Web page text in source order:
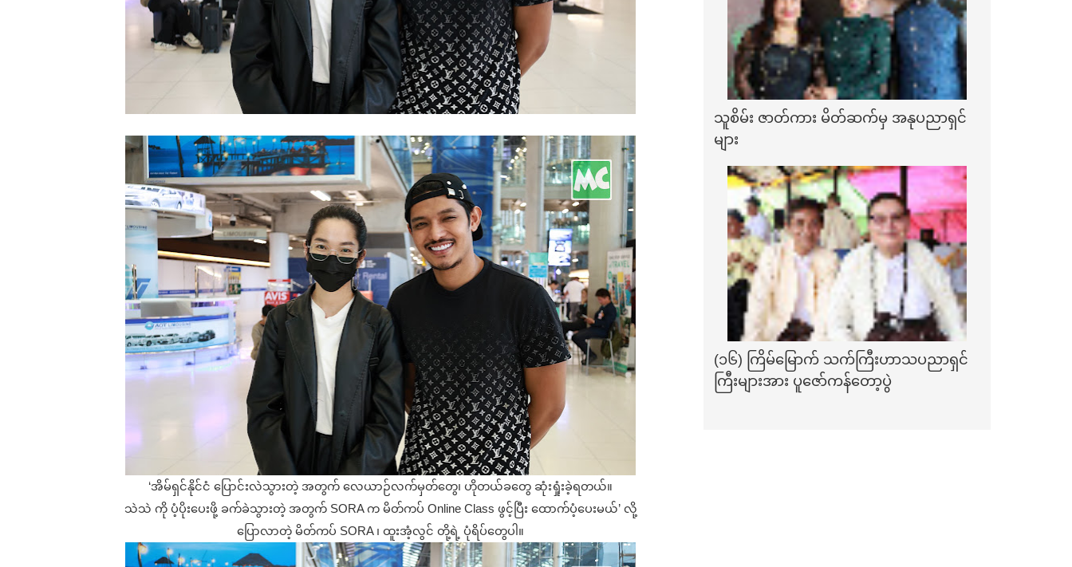
‘အိမ်ရှင်နိုင်ငံ ပြောင်းလဲသွားတဲ့ အတွက် လေယာဉ်လက်မှတ်တွေ၊ ဟိုတယ်ခတွေ ဆုံးရှုံးခဲ့ရတယ်။
သဲသဲ ကို ပံ့ပိုးပေးဖို့ ခက်ခဲသွားတဲ့ အတွက် SORA က မိတ်ကပ် Online Class ဖွင့်ပြီး ထောက်ပံ့ပေးမယ်’ လို့
ပြောလာတဲ့ မိတ်ကပ် SORA ၊ ထူးအံ့လွင် တို့ရဲ့ ပုံရိပ်တွေပါ။
သူစိမ်း ဇာတ်ကား မိတ်ဆက်မှ အနုပညာရှင်
များ
(၁၆) ကြိမ်မြောက် သက်ကြီးဟာသပညာရှင်
ကြီးများအား ပူဇော်ကန်တော့ပွဲ